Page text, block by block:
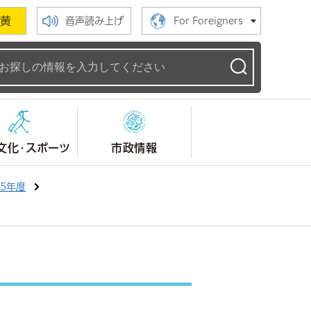
黄 音声読み上げ For Foreigners
化・スポーツ 市政情報
年度